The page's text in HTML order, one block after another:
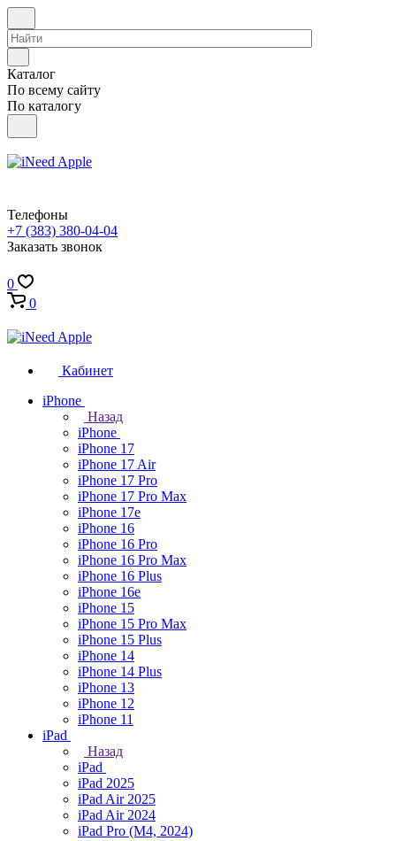
Каталог
По всему сайту
По каталогу
Телефоны
+7 (383) 380-04-04
Заказать звонок
0
0
Кабинет
iPhone
Назад
iPhone
iPhone 17
iPhone 17 Air
iPhone 17 Pro
iPhone 17 Pro Max
iPhone 17e
iPhone 16
iPhone 16 Pro
iPhone 16 Pro Max
iPhone 16 Plus
iPhone 16e
iPhone 15
iPhone 15 Pro Max
iPhone 15 Plus
iPhone 14
iPhone 14 Plus
iPhone 13
iPhone 12
iPhone 11
iPad
Назад
iPad
iPad 2025
iPad Air 2025
iPad Air 2024
iPad Pro (M4, 2024)